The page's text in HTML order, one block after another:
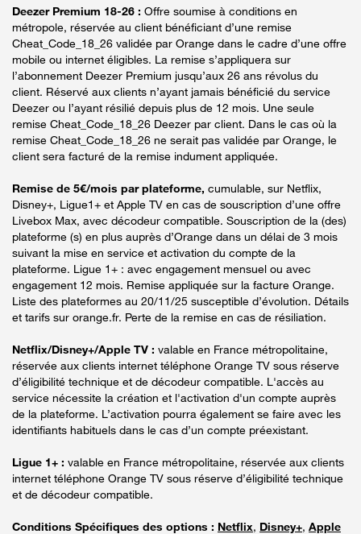
Deezer Premium 18-26 : Offre soumise à conditions en
métropole, réservée au client bénéficiant d’une remise
Cheat_Code_18_26 validée par Orange dans le cadre d’une offre
mobile ou internet éligibles. La remise s’appliquera sur
l’abonnement Deezer Premium jusqu’aux 26 ans révolus du
client. Réservé aux clients n’ayant jamais bénéficié du service
Deezer ou l’ayant résilié depuis plus de 12 mois. Une seule
remise Cheat_Code_18_26 Deezer par client. Dans le cas où la
remise Cheat_Code_18_26 ne serait pas validée par Orange, le
client sera facturé de la remise indument appliquée.
Remise de 5€/mois par plateforme, cumulable, sur Netflix,
Disney+, Ligue1+ et Apple TV en cas de souscription d’une offre
Livebox Max, avec décodeur compatible. Souscription de la (des)
plateforme (s) en plus auprès d’Orange dans un délai de 3 mois
suivant la mise en service et activation du compte de la
plateforme. Ligue 1+ : avec engagement mensuel ou avec
engagement 12 mois. Remise appliquée sur la facture Orange.
Liste des plateformes au 20/11/25 susceptible d’évolution. Détails
et tarifs sur orange.fr. Perte de la remise en cas de résiliation.
Netflix/Disney+/Apple TV : valable en France métropolitaine,
réservée aux clients internet téléphone Orange TV sous réserve
d’éligibilité technique et de décodeur compatible. L'accès au
service nécessite la création et l'activation d'un compte auprès
de la plateforme. L’activation pourra également se faire avec les
identifiants habituels dans le cas d’un compte préexistant.
Ligue 1+ : valable en France métropolitaine, réservée aux clients
internet téléphone Orange TV sous réserve d’éligibilité technique
et de décodeur compatible.
Conditions Spécifiques des options : Netflix, Disney+, Apple